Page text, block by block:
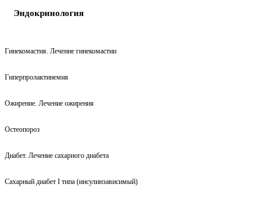
Эндокринология
Гинекомастия. Лечение гинекомастии
Гиперпролактинемия
Ожирение. Лечение ожирения
Остеопороз
Диабет. Лечение сахарного диабета
Сахарный диабет I типа (инсулинзависимый)